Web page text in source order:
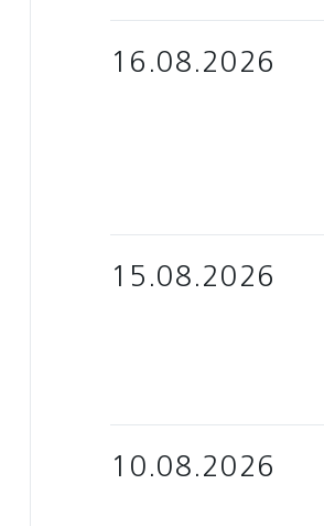
16.08.2026
15.08.2026
10.08.2026